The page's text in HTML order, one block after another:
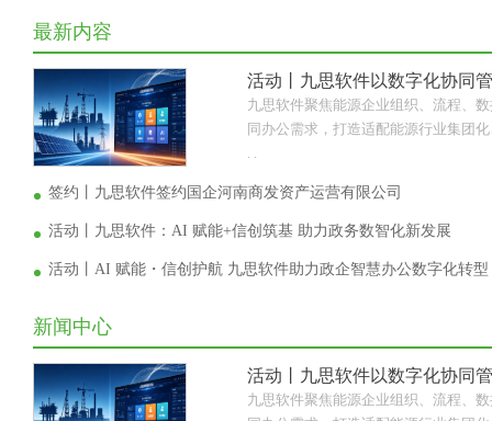
最新内容
活动丨九思软件以数字化协同
九思软件聚焦能源企业组织、流程、
同办公需求，打造适配能源行业集团
. .
签约丨九思软件签约国企河南商发资产运营有限公司
活动丨九思软件：AI 赋能+信创筑基 助力政务数智化新发展
活动丨AI 赋能・信创护航 九思软件助力政企智慧办公数字化转型
新闻中心
活动丨九思软件以数字化协同
九思软件聚焦能源企业组织、流程、